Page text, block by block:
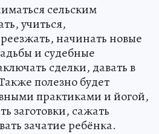
сельским
учиться,
начинать новые
и судебные
сделки, давать в
полезно будет
практиками и йогой,
заготовки, сажать
зачатие ребёнка.